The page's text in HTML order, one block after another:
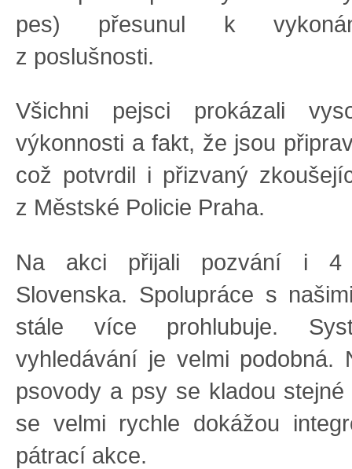
pes) přesunul k
z poslušnosti.
Všichni pejsci prokázali
výkonnosti a fakt, že jsou
což potvrdil i přizvaný
z Městské Policie Praha.
Na akci přijali pozvání i 4
Slovenska. Spolupráce s
stále více prohlubuje.
vyhledávání je velmi podobná.
psovody a psy se kladou
se velmi rychle dokážou
pátrací akce.